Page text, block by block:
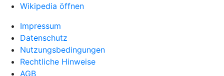
Wikipedia öffnen
Impressum
Datenschutz
Nutzungsbedingungen
Rechtliche Hinweise
AGB